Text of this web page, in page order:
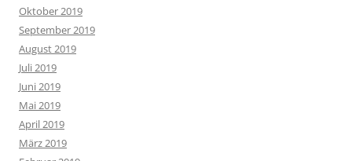
Oktober 2019
September 2019
August 2019
Juli 2019
Juni 2019
Mai 2019
April 2019
März 2019